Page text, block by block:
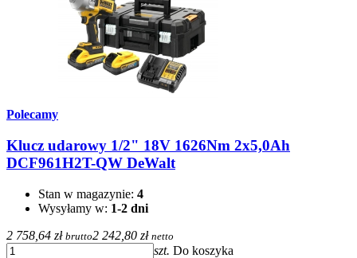
Polecamy
Klucz udarowy 1/2" 18V 1626Nm 2x5,0Ah
DCF961H2T-QW DeWalt
Stan w magazynie: 4
Wysyłamy w: 1-2 dni
2 758,64 zł brutto2 242,80 zł netto
szt. Do koszyka